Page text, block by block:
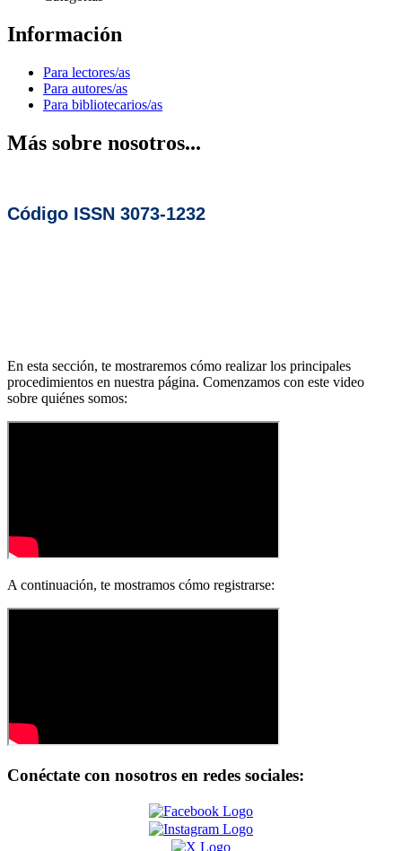
Información
Para lectores/as
Para autores/as
Para bibliotecarios/as
Más sobre nosotros...
Código ISSN 3073-1232
En esta sección, te mostraremos cómo realizar los principales
procedimientos en nuestra página. Comenzamos con este video
sobre quiénes somos:
A continuación, te mostramos cómo registrarse:
Conéctate con nosotros en redes sociales: